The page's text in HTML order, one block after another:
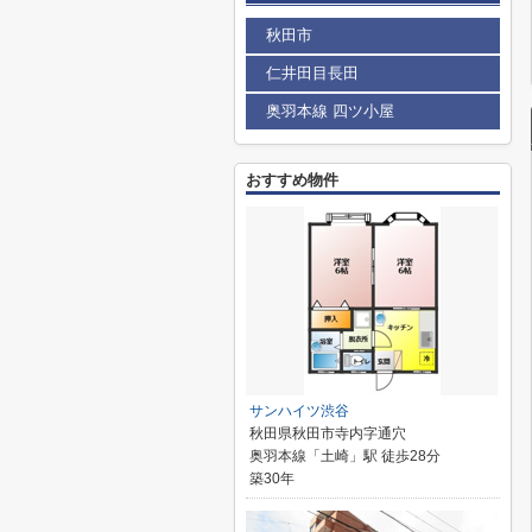
秋田市
仁井田目長田
奥羽本線 四ツ小屋
おすすめ物件
サンハイツ渋谷
秋田県秋田市寺内字通穴
奥羽本線「土崎」駅 徒歩28分
築30年